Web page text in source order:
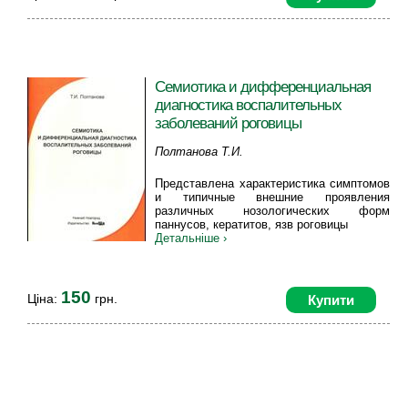
Семиотика и дифференциальная
диагностика воспалительных
заболеваний роговицы
Полтанова Т.И.
Представлена характеристика симптомов
и типичные внешние проявления
различных нозологических форм
паннусов, кератитов, язв роговицы
Детальніше ›
Купити
Ціна: 150 грн.